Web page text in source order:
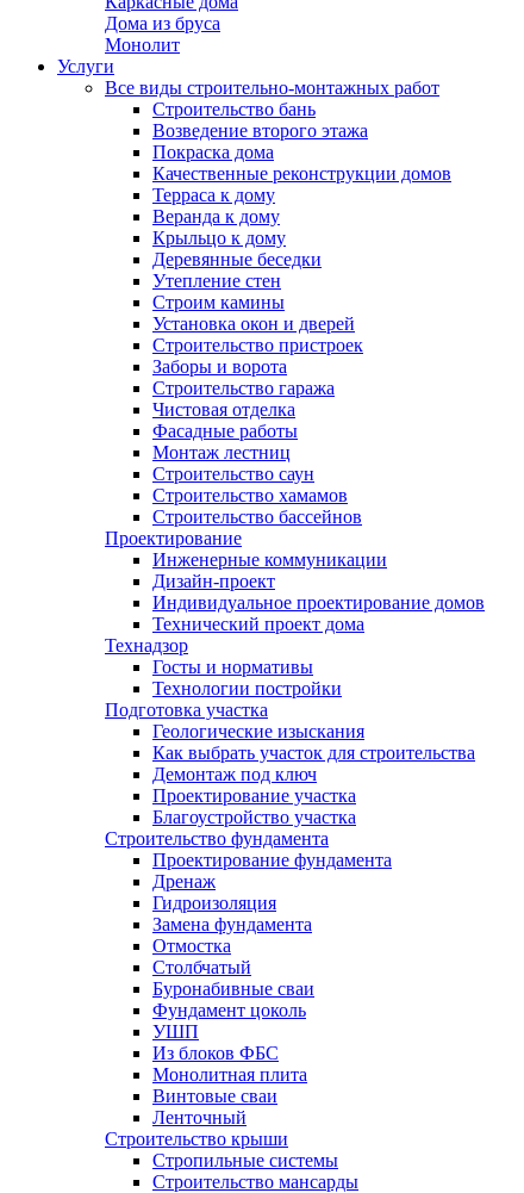
Дома из бруса
Монолит
Услуги
Все виды строительно-монтажных работ
Строительство бань
Возведение второго этажа
Покраска дома
Качественные реконструкции домов
Терраса к дому
Веранда к дому
Крыльцо к дому
Деревянные беседки
Утепление стен
Строим камины
Установка окон и дверей
Строительство пристроек
Заборы и ворота
Строительство гаража
Чистовая отделка
Фасадные работы
Монтаж лестниц
Строительство саун
Строительство хамамов
Строительство бассейнов
Проектирование
Инженерные коммуникации
Дизайн-проект
Индивидуальное проектирование домов
Технический проект дома
Технадзор
Госты и нормативы
Технологии постройки
Подготовка участка
Геологические изыскания
Как выбрать участок для строительства
Демонтаж под ключ
Проектирование участка
Благоустройство участка
Строительство фундамента
Проектирование фундамента
Дренаж
Гидроизоляция
Замена фундамента
Отмостка
Столбчатый
Буронабивные сваи
Фундамент цоколь
УШП
Из блоков ФБС
Монолитная плита
Винтовые сваи
Ленточный
Строительство крыши
Стропильные системы
Строительство мансарды